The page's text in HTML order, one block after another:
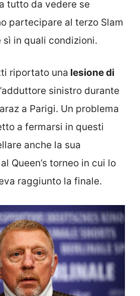
tutto da vedere se
partecipare al terzo Slam
sì in quali condizioni.
riportato una lesione di
sinistro durante
a Parigi. Un problema
a fermarsi in questi
anche la sua
Queen’s torneo in cui lo
raggiunto la finale.